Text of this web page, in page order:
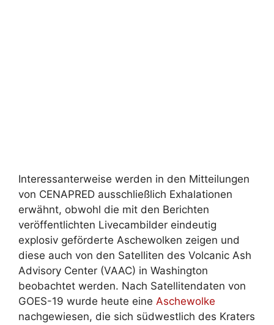
Interessanterweise werden in den Mitteilungen
von CENAPRED ausschließlich Exhalationen
erwähnt, obwohl die mit den Berichten
veröffentlichten Livecambilder eindeutig
explosiv geförderte Aschewolken zeigen und
diese auch von den Satelliten des Volcanic Ash
Advisory Center (VAAC) in Washington
beobachtet werden. Nach Satellitendaten von
GOES-19 wurde heute eine Aschewolke
nachgewiesen, die sich südwestlich des Kraters